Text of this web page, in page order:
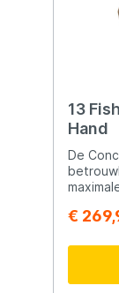
13
Hand
De
met
zorgt
€